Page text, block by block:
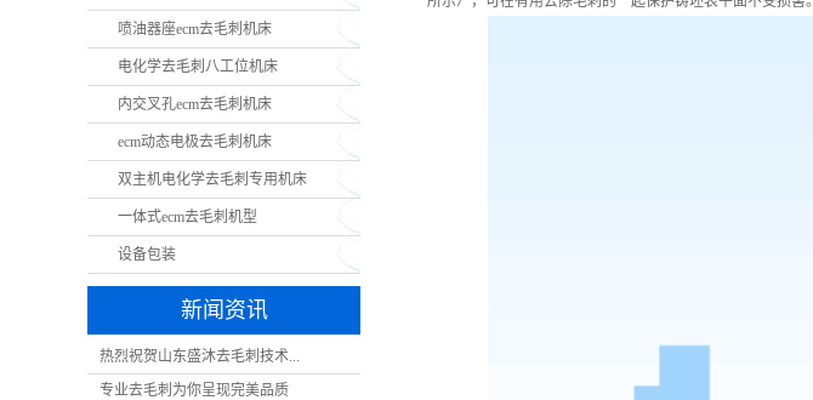
喷油器座ecm去毛刺机床
电化学去毛刺八工位机床
内交叉孔ecm去毛刺机床
ecm动态电极去毛刺机床
双主机电化学去毛刺专用机床
一体式ecm去毛刺机型
设备包装
新闻资讯
热烈祝贺山东盛沐去毛刺技术...
专业去毛刺为你呈现完美品质